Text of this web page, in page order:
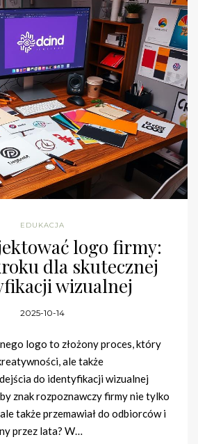
EDUKACJA
logo firmy:
dla skutecznej
wizualnej
2025-10-14
logo to złożony proces, który
ale także
do identyfikacji wizualnej
znak rozpoznawczy firmy nie tylko
także przemawiał do odbiorców i
przez lata? W…